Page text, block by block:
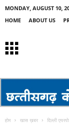
MONDAY, AUGUST 10,
HOME
ABOUT US
होम खास ख़बर दिल्ली